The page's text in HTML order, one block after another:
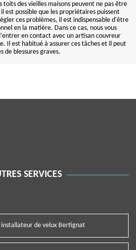
toits des vieilles maisons peuvent ne pas être
est possible que les propriétaires puissent
ces problèmes, il est indispensable d'être
en la matière. Dans ce cas, nous vous
en contact avec un artisan couvreur
Il est habitué à assurer ces tâches et il peut
de blessures graves.
SERVICES
de velux Bertignat